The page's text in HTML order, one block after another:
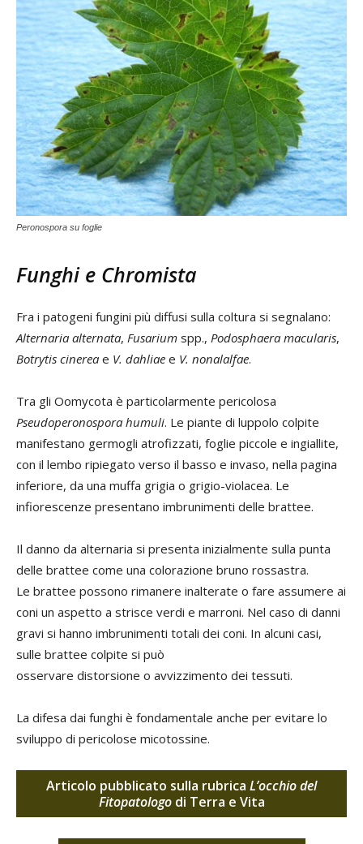
Peronospora su foglie
Funghi e Chromista
Fra i patogeni fungini più diffusi sulla coltura si segnalano:
Alternaria alternata, Fusarium spp., Podosphaera macularis,
Botrytis cinerea e V. dahliae e V. nonalalfae.
Tra gli Oomycota è particolarmente pericolosa
Pseudoperonospora humuli. Le piante di luppolo colpite
manifestano germogli atrofizzati, foglie piccole e ingiallite,
con il lembo ripiegato verso il basso e invaso, nella pagina
inferiore, da una muffa grigia o grigio-violacea. Le
infiorescenze presentano imbrunimenti delle brattee.
Il danno da alternaria si presenta inizialmente sulla punta
delle brattee come una colorazione bruno rossastra.
Le brattee possono rimanere inalterate o fare assumere ai
coni un aspetto a strisce verdi e marroni. Nel caso di danni
gravi si hanno imbrunimenti totali dei coni. In alcuni casi,
sulle brattee colpite si può
osservare distorsione o avvizzimento dei tessuti.
La difesa dai funghi è fondamentale anche per evitare lo
sviluppo di pericolose micotossine.
Articolo pubblicato sulla rubrica L’occhio del
Fitopatologodi Terra e Vita